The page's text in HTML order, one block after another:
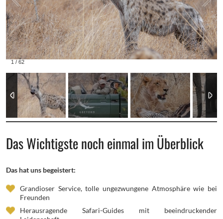
1 / 62
Das Wichtigste noch einmal im Überblick
Das hat uns begeistert:
Grandioser Service, tolle ungezwungene Atmosphäre wie bei
Freunden
Herausragende Safari-Guides mit beeindruckender